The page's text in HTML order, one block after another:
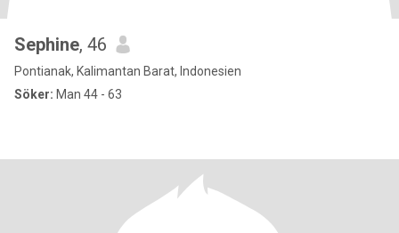
Sephine, 46
Pontianak, Kalimantan Barat, Indonesien
Söker: Man 44 - 63